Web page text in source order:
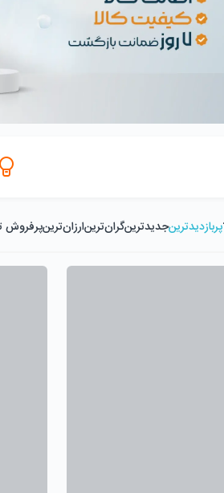
پربازدیدترینجدیدترینگران‌ترینارزان‌ترینپرفروش